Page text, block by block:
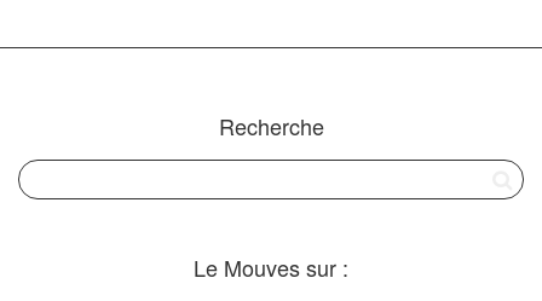
Recherche
Le Mouves sur :